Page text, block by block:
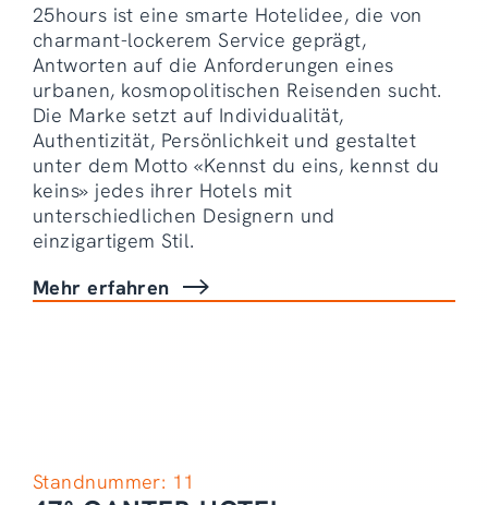
25hours ist eine smarte Hotelidee, die von
charmant-lockerem Service geprägt,
Antworten auf die Anforderungen eines
urbanen, kosmopolitischen Reisenden sucht.
Die Marke setzt auf Individualität,
Authentizität, Persönlichkeit und gestaltet
unter dem Motto «Kennst du eins, kennst du
keins» jedes ihrer Hotels mit
unterschiedlichen Designern und
einzigartigem Stil.
Mehr erfahren
Standnummer: 11